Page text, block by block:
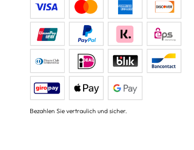
Bezahlen Sie vertraulich und sicher.